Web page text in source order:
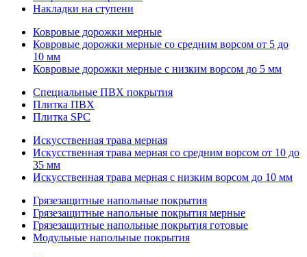
Накладки на ступени
Ковровые дорожки мерные
Ковровые дорожки мерные со средним ворсом от 5 до
10 мм
Ковровые дорожки мерные с низким ворсом до 5 мм
Специальные ПВХ покрытия
Плитка ПВХ
Плитка SPC
Искуccтвенная трава мерная
Искусственная трава мерная со средним ворсом от 10 до
35 мм
Искусственная трава мерная с низким ворсом до 10 мм
Грязезащитные напольные покрытия
Грязезащитные напольные покрытия мерные
Грязезащитные напольные покрытия готовые
Модульные напольные покрытия